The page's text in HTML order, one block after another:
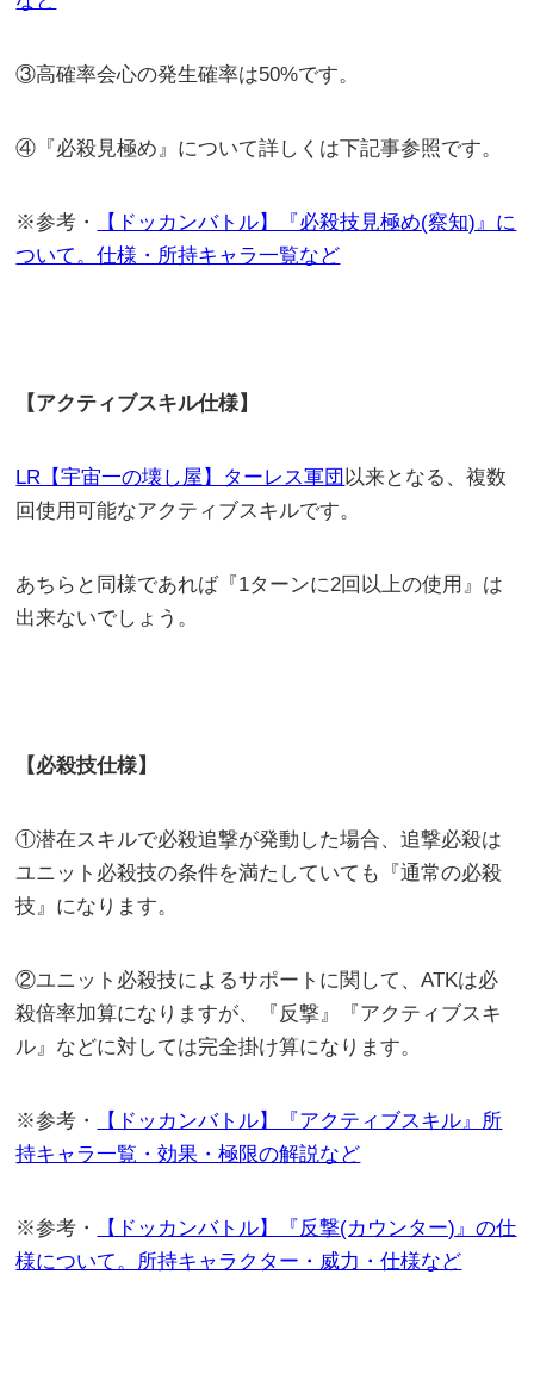
③高確率会心の発生確率は50%です。
④『必殺見極め』について詳しくは下記事参照です。
※参考・
【ドッカンバトル】『必殺技見極め(察知)』に
ついて。仕様・所持キャラ一覧など
【アクティブスキル仕様】
LR【宇宙一の壊し屋】ターレス軍団 以来となる、複数
回使用可能なアクティブスキルです。
あちらと同様であれば『1ターンに2回以上の使用』は
出来ないでしょう。
【必殺技仕様】
①潜在スキルで必殺追撃が発動した場合、追撃必殺は
ユニット必殺技の条件を満たしていても『通常の必殺
技』になります。
②ユニット必殺技によるサポートに関して、ATKは必
殺倍率加算になりますが、『反撃』『アクティブスキ
ル』などに対しては完全掛け算になります。
※参考・
【ドッカンバトル】『アクティブスキル』所
持キャラ一覧・効果・極限の解説など
※参考・
【ドッカンバトル】『反撃(カウンター)』の仕
様について。所持キャラクター・威力・仕様など